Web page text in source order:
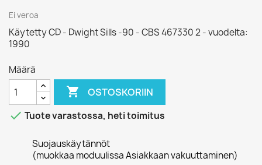
Ei veroa
Käytetty CD - Dwight Sills -90 - CBS 467330 2 - vuodelta:
1990
Määrä
 OSTOSKORIIN
 Tuote varastossa, heti toimitus
Suojauskäytännöt
(muokkaa moduulissa Asiakkaan vakuuttaminen)